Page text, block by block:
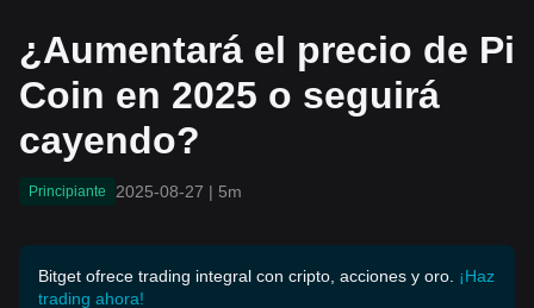
¿Aumentará el precio de Pi
Coin en 2025 o seguirá
cayendo?
Principiante 2025-08-27 | 5m
Bitget ofrece trading integral con cripto, acciones y oro. ¡Haz
trading ahora!